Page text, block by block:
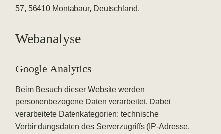
57, 56410 Montabaur, Deutschland.
Webanalyse
Google Analytics
Beim Besuch dieser Website werden
personenbezogene Daten verarbeitet. Dabei
verarbeitete Datenkategorien: technische
Verbindungsdaten des Serverzugriffs (IP-Adresse,